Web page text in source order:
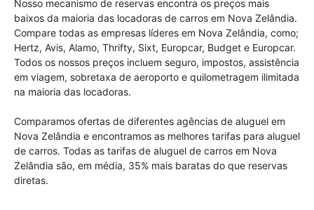
Nosso mecanismo de reservas encontra os preços mais
baixos da maioria das locadoras de carros em Nova Zelândia.
Compare todas as empresas líderes em Nova Zelândia, como;
Hertz, Avis, Alamo, Thrifty, Sixt, Europcar, Budget e Europcar.
Todos os nossos preços incluem seguro, impostos, assistência
em viagem, sobretaxa de aeroporto e quilometragem ilimitada
na maioria das locadoras.
Comparamos ofertas de diferentes agências de aluguel em
Nova Zelândia e encontramos as melhores tarifas para aluguel
de carros. Todas as tarifas de aluguel de carros em Nova
Zelândia são, em média, 35% mais baratas do que reservas
diretas.